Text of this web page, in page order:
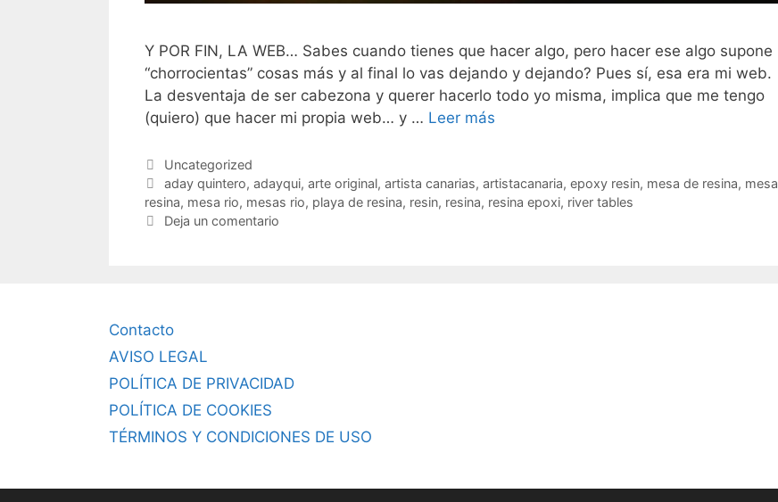
Y POR FIN, LA WEB… Sabes cuando tienes que hacer algo, pero hacer ese algo supone
“chorrocientas” cosas más y al final lo vas dejando y dejando? Pues sí, esa era mi web.
La desventaja de ser cabezona y querer hacerlo todo yo misma, implica que me tengo
(quiero) que hacer mi propia web… y … Leer más
Categorías
Uncategorized
Etiquetas
aday quintero, adayqui, arte original, artista canarias, artistacanaria, epoxy resin, mesa de resina, mesa
resina, mesa rio, mesas rio, playa de resina, resin, resina, resina epoxi, river tables
Deja un comentario
Contacto
AVISO LEGAL
POLÍTICA DE PRIVACIDAD
POLÍTICA DE COOKIES
TÉRMINOS Y CONDICIONES DE USO